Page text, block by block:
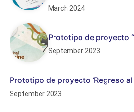
March 2024
Prototipo de proyecto
September 2023
Prototipo de proyecto ‘Regreso al
September 2023